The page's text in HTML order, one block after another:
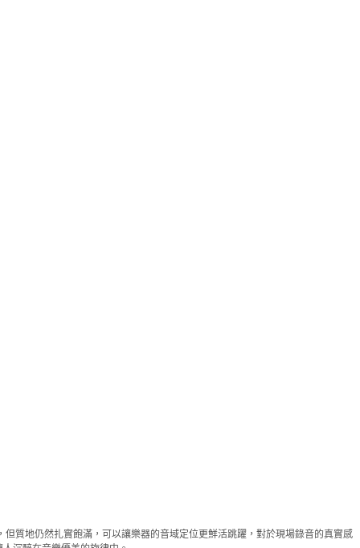
質地仍然扎實飽滿，可以讓樂器的音域定位更鮮活跳躍，對於現場錄音的真實感